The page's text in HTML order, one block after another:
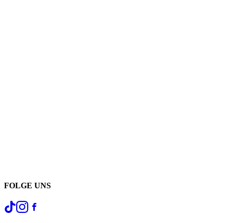
FOLGE UNS